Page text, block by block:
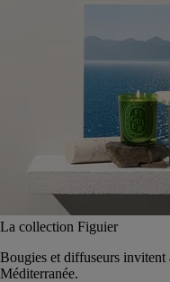
La collection Figuier
Bougies et diffuseurs invitent
Méditerranée.